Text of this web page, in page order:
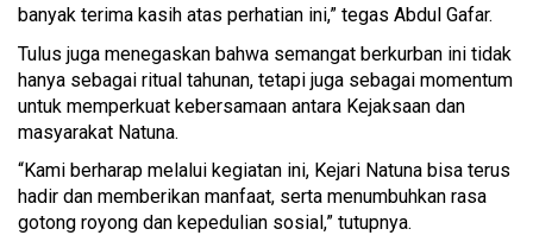
banyak terima kasih atas perhatian ini,” tegas Abdul Gafar.
Tulus juga menegaskan bahwa semangat berkurban ini tidak
hanya sebagai ritual tahunan, tetapi juga sebagai momentum
untuk memperkuat kebersamaan antara Kejaksaan dan
masyarakat Natuna.
“Kami berharap melalui kegiatan ini, Kejari Natuna bisa terus
hadir dan memberikan manfaat, serta menumbuhkan rasa
gotong royong dan kepedulian sosial,” tutupnya.